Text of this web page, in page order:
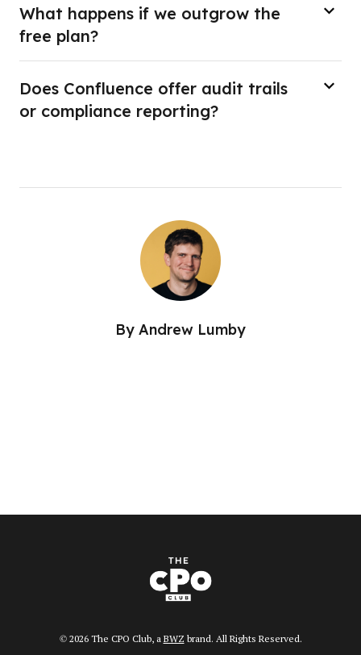
What happens if we outgrow the
free plan?
Does Confluence offer audit trails
or compliance reporting?
By Andrew Lumby
© 2026 The CPO Club, a BWZOpens new window
brand. All Rights Reserved.